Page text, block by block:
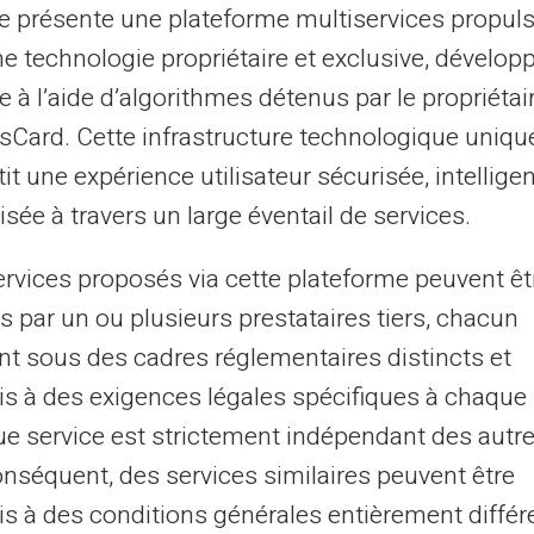
Beveiliging op het internet
Houd je creditcard en account veilig.
De virtuele kaart van Veritas is geen
creditcard en is niet gekoppeld aan uw
obtenir une carte
présente une plateforme multiservices
technologie propriétaire et exclusive,
à l’aide d’algorithmes détenus par le
Cette infrastructure technologique
une expérience utilisateur sécurisée,
à travers un large éventail de services.
proposés via cette plateforme peuvent
par un ou plusieurs prestataires tiers, chacun
sous des cadres réglementaires distincts et
à des exigences légales spécifiques à chaque
service est strictement indépendant des
des services similaires peuvent être
à des conditions générales entièrement